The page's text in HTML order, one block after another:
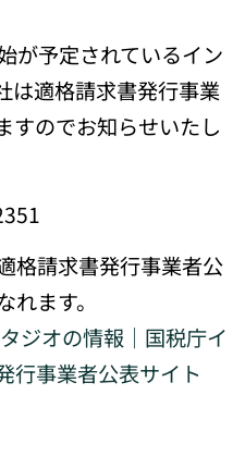
が予定されているイン
は適格請求書発行事業
すのでお知らせいたし
格請求書発行事業者公
ます。
ジオの情報｜国税庁イ
行事業者公表サイト